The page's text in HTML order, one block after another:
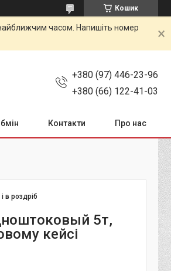
Кошик
найближчим часом. Напишіть номер
+380 (97) 446-23-96
+380 (66) 122-41-03
Контакти Про нас
в роздріб
5т,
кейсі